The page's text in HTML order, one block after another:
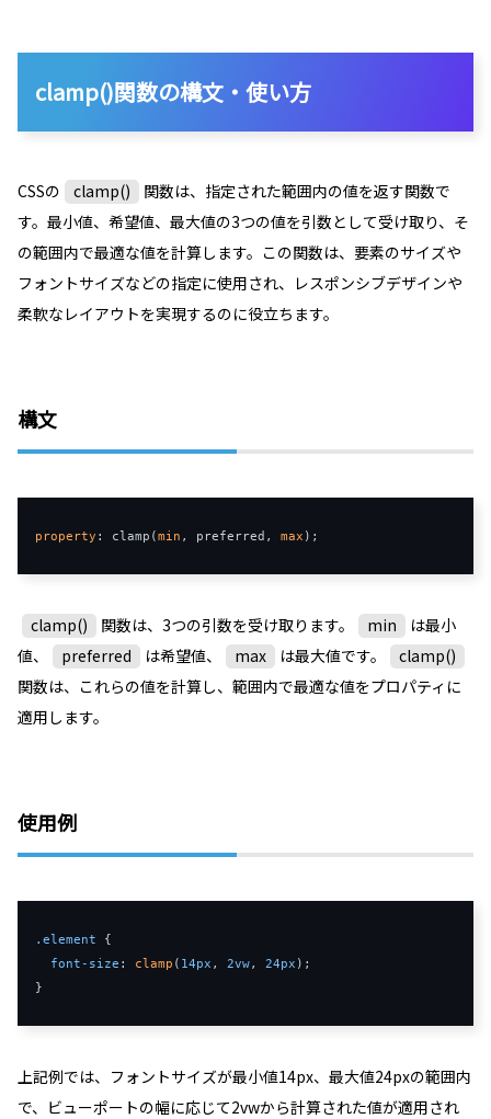
clamp()関数の構文・使い方
CSSの clamp()
関数は、指定された範囲内の値を返す関数で
す。最小値、希望値、最大値の3つの値を引数として受け取り、そ
の範囲内で最適な値を計算します。この関数は、要素のサイズや
フォントサイズなどの指定に使用され、レスポンシブデザインや
柔軟なレイアウトを実現するのに役立ちます。
構文
property : clamp(min , preferred, max
clamp() 関数は、3つの引数を受け取ります。 min
は最小
値、
preferred は希望値、 max は最大値です。
clamp()
関数は、これらの値を計算し、範囲内で最適な値をプロパティに
適用します。
使用例
.element {
font-size : clamp ( 14px , 2vw, 24px );
}
上記例では、フォントサイズが最小値14px、最大値24pxの範囲内
で、ビューポートの幅に応じて2vwから計算された値が適用され